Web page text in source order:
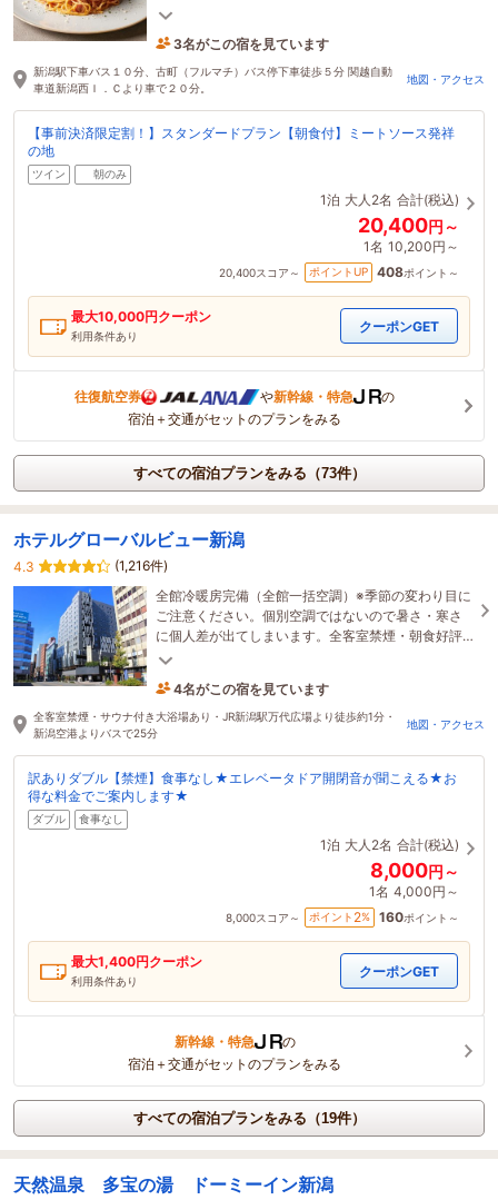
かしいイタリア軒、一味違う「ご馳走」をあなた
3名がこの宿を見ています
2時間前に予約されました
新潟駅下車バス１０分、古町（フルマチ）バス停下車徒歩５分 関越自動
車道新潟西Ｉ．Ｃより車で２０分。
地図・アクセス
【事前決済限定割！】スタンダードプラン【朝食付】ミートソース発祥
の地
ツイン 朝のみ
1泊 大人2名 合計(税込)
20,400円～
1名 10,200円～
20,400スコア～ ポイントUP 408ポイント～
最大10,000円クーポン
利用条件あり
クーポンGET
往復航空券 や新幹線・特急
の
宿泊＋交通がセットのプランをみる
すべての宿泊プランをみる（73件）
ホテルグローバルビュー新潟
4.3
(1,216件)
全館冷暖房完備（全館一括空調）※季節の変わり目に
ご注意ください。個別空調ではないので暑さ・寒さ
に個人差が出てしまいます。全客室禁煙・朝食好評
価・朝食・館内での地域愛を感じてください。
4名がこの宿を見ています
55分前に予約されました
全客室禁煙・サウナ付き大浴場あり・JR新潟駅万代広場より徒歩約1分・
新潟空港よりバスで25分
地図・アクセス
訳ありダブル【禁煙】食事なし★エレベータドア開閉音が聞こえる★お
得な料金でご案内します★
ダブル 食事なし
1泊 大人2名 合計(税込)
8,000円～
1名 4,000円～
8,000スコア～ ポイント 2% 160ポイント～
最大1,400円クーポン
利用条件あり
クーポンGET
新幹線・特急
の
宿泊＋交通がセットのプランをみる
すべての宿泊プランをみる（19件）
天然温泉 多宝の湯 ドーミーイン新潟